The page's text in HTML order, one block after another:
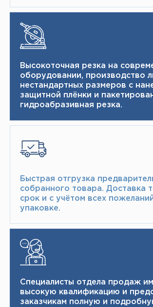
Высокоточная резка на
оборудовании, производство
нестандартных размеров с
защитной плёнки и
гидроабразивная резка.
Быстрая отгрузка
собранного товара.​ Доставка
срок и с учётом всех
упаковке.​
Специалисты отдела продаж
высокую квалификацию и
заказчикам полную и